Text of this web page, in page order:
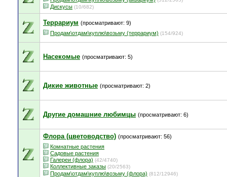
Дискусы (10/682)
Террариум (просматривают: 9)
Продам\отдам\куплю\возьму (террариум) (154/924)
Насекомые (просматривают: 5)
Дикие животные (просматривают: 2)
Другие домашние любимцы (просматривают: 6)
Флора (цветоводство) (просматривают: 56)
Комнатные растения
Садовые растения
Галереи (флора) (42/4740)
Коллективные заказы (20/2563)
Продам\отдам\куплю\возьму (флора) (812/12946)